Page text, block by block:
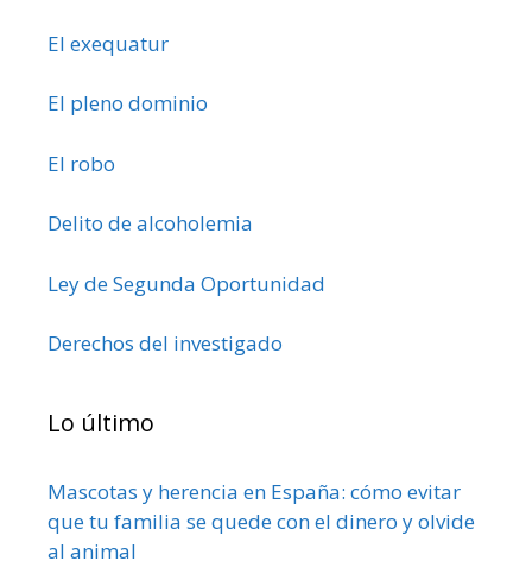
El exequatur
El pleno dominio
El robo
Delito de alcoholemia
Ley de Segunda Oportunidad
Derechos del investigado
Lo último
Mascotas y herencia en España: cómo evitar
que tu familia se quede con el dinero y olvide
al animal